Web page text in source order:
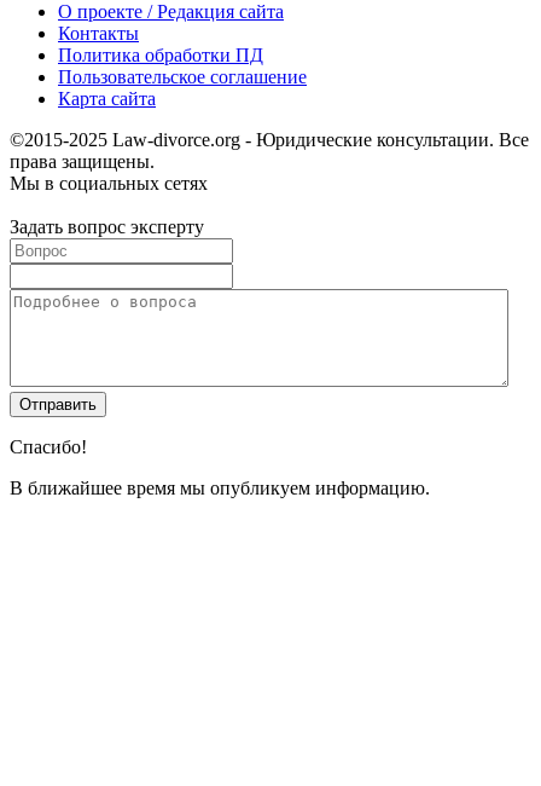
О проекте / Редакция сайта
Контакты
Политика обработки ПД
Пользовательское соглашение
Карта сайта
©2015-2025 Law-divorce.org - Юридические консультации. Все
права защищены.
Мы в социальных сетях
Задать вопрос эксперту
Спасибо!
В ближайшее время мы опубликуем информацию.